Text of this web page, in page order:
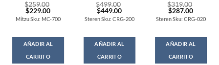
$259.00
Original
price
was:
$229.00Current
price
is:
Mitzu Sku: MC-700
AÑADIR AL
CARRITO
$499.00
Original
price
was:
$449.00Current
price
is:
Steren Sku: CRG-200
AÑADIR AL
CARRITO
$319.00
Original
price
was:
$287.00Current
price
is:
Steren Sku: CRG-020
AÑADIR AL
CARRITO